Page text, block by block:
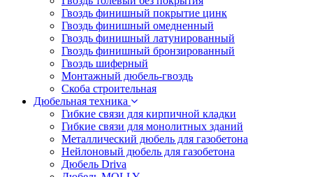
Гвоздь финишный покрытие цинк
Гвоздь финишный омедненный
Гвоздь финишный латунированный
Гвоздь финишный бронзированный
Гвоздь шиферный
Монтажный дюбель-гвоздь
Скоба строительная
Дюбельная техника
Гибкие связи для кирпичной кладки
Гибкие связи для монолитных зданий
Металлический дюбель для газобетона
Нейлоновый дюбель для газобетона
Дюбель Driva